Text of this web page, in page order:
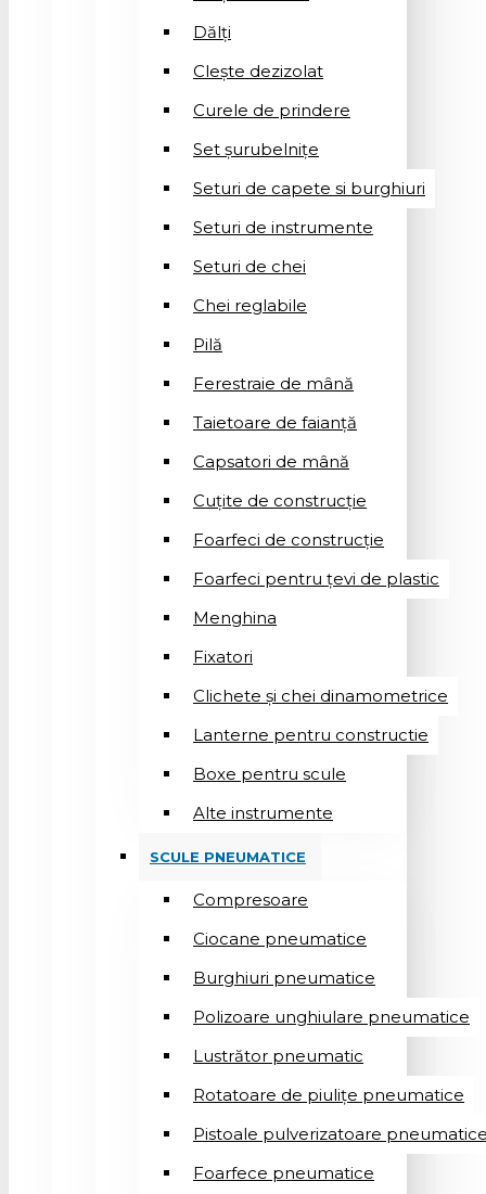
Dălți
Clește dezizolat
Curele de prindere
Set șurubelnițe
Seturi de capete si burghiuri
Seturi de instrumente
Seturi de chei
Chei reglabile
Pilă
Ferestraie de mână
Taietoare de faianță
Capsatori de mână
Cuțite de construcție
Foarfeci de construcție
Foarfeci pentru țevi de plastic
Menghina
Fixatori
Clichete și chei dinamometrice
Lanterne pentru constructie
Boxe pentru scule
Alte instrumente
SCULE PNEUMATICE
Compresoare
Ciocane pneumatice
Burghiuri pneumatice
Polizoare unghiulare pneumatice
Lustrător pneumatic
Rotatoare de piulițe pneumatice
Pistoale pulverizatoare
Foarfece pneumatice